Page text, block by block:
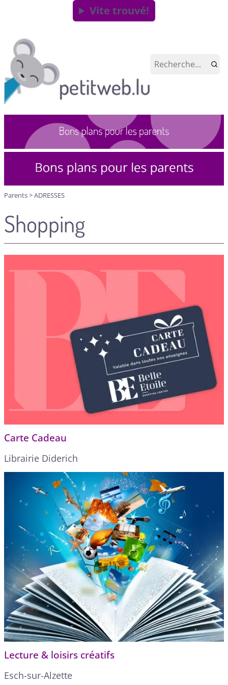
Vite trouvé!
Parents>ADRESSES
Shopping
Carte Cadeau
Librairie Diderich
Lecture & loisirs créatifs
Esch-sur-Alzette